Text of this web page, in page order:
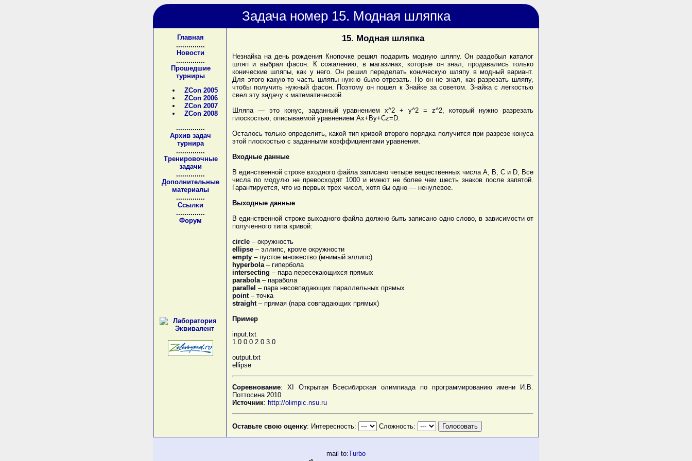
Задача номер 15. Модная шляпка
Главная
..............
Новости
..............
Прошедшие
турниры
ZCon 2005
ZCon 2006
ZCon 2007
ZCon 2008
..............
Архив задач
турнира
..............
Тренировочные
задачи
..............
Дополнительные
материалы
..............
Ссылки
..............
Форум
15. Модная шляпка
Незнайка на день рождения Кнопочке решил подарить модную шляпу. Он раздобыл каталог
шляп и выбрал фасон. К сожалению, в магазинах, которые он знал, продавались только
конические шляпы, как у него. Он решил переделать коническую шляпу в модный вариант.
Для этого какую-то часть шляпы нужно было отрезать. Но он не знал, как разрезать шляпу,
чтобы получить нужный фасон. Поэтому он пошел к Знайке за советом. Знайка с легкостью
свел эту задачу к математической.
Шляпа — это конус, заданный уравнением x^2 + y^2 = z^2, который нужно разрезать
плоскостью, описываемой уравнением Ax+By+Cz=D.
Осталось только определить, какой тип кривой второго порядка получится при разрезе конуса
этой плоскостью с заданными коэффициентами уравнения.
Входные данные
В единственной строке входного файла записано четыре вещественных числа A, B, C и D, Все
числа по модулю не превосходят 1000 и имеют не более чем шесть знаков после запятой.
Гарантируется, что из первых трех чисел, хотя бы одно — ненулевое.
Выходные данные
В единственной строке выходного файла должно быть записано одно слово, в зависимости от
полученного типа кривой:
circle – окружность
ellipse – эллипс, кроме окружности
empty – пустое множество (мнимый эллипс)
hyperbola– гипербола
intersecting – пара пересекающихся прямых
parabola– парабола
parallel – пара несовпадающих параллельных прямых
point– точка
straight– прямая (пара совпадающих прямых)
Пример
input.txt
1.0 0.0 2.0 3.0
output.txt
ellipse
Соревнование: XI Открытая Всесибирская олимпиада по программированию имени И.В.
Поттосина 2010
Источник: http://olimpic.nsu.ru
Оставьте свою оценку: Интересность: Сложность:
mail to:Turbo